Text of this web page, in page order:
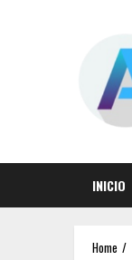
INICIO
Home